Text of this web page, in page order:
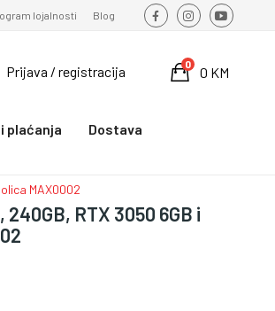
lojalnosti Blog
Prijava / registracija 0 KM
0
plaćanja
Dostava
MAX0002
RTX 3050 6GB i